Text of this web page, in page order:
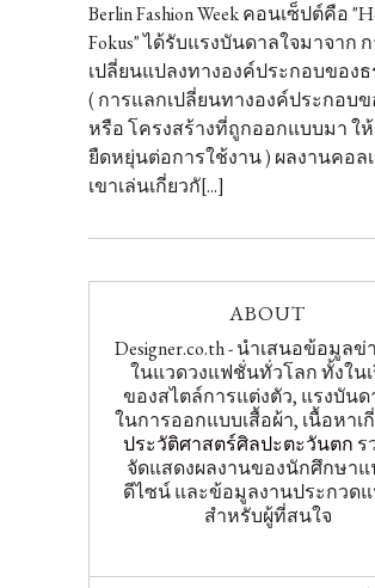
Berlin Fashion Week คอนเซ็ปต์คือ
Fokus" ได้รับแรงบันดาลใจมาจาก
เปลี่ยนแปลงทางองค์ประกอบของ
( การแลกเปลี่ยนทางองค์ประกอบ
หรือ โครงสร้างที่ถูกออกแบบมา ใ
ยืดหยุ่นต่อการใช้งาน ) ผลงานคอ
เขาเล่นเกี่ยวกั[...]
ABOUT
Designer.co.th - นำเสนอข้อมูลข่
ในแวดวงแฟชั่นทั่วโลก ทั้งในเ
ของสไตล์การแต่งตัว, แรงบันด
ในการออกแบบเสื้อผ้า, เนื้อหาเ
ประวัติศาสตร์ศิลปะตะวันตก ร
จัดแสดงผลงานของนักศึกษา
ดีไซน์ และข้อมูลงานประกวด
สำหรับผู้ที่สนใจ